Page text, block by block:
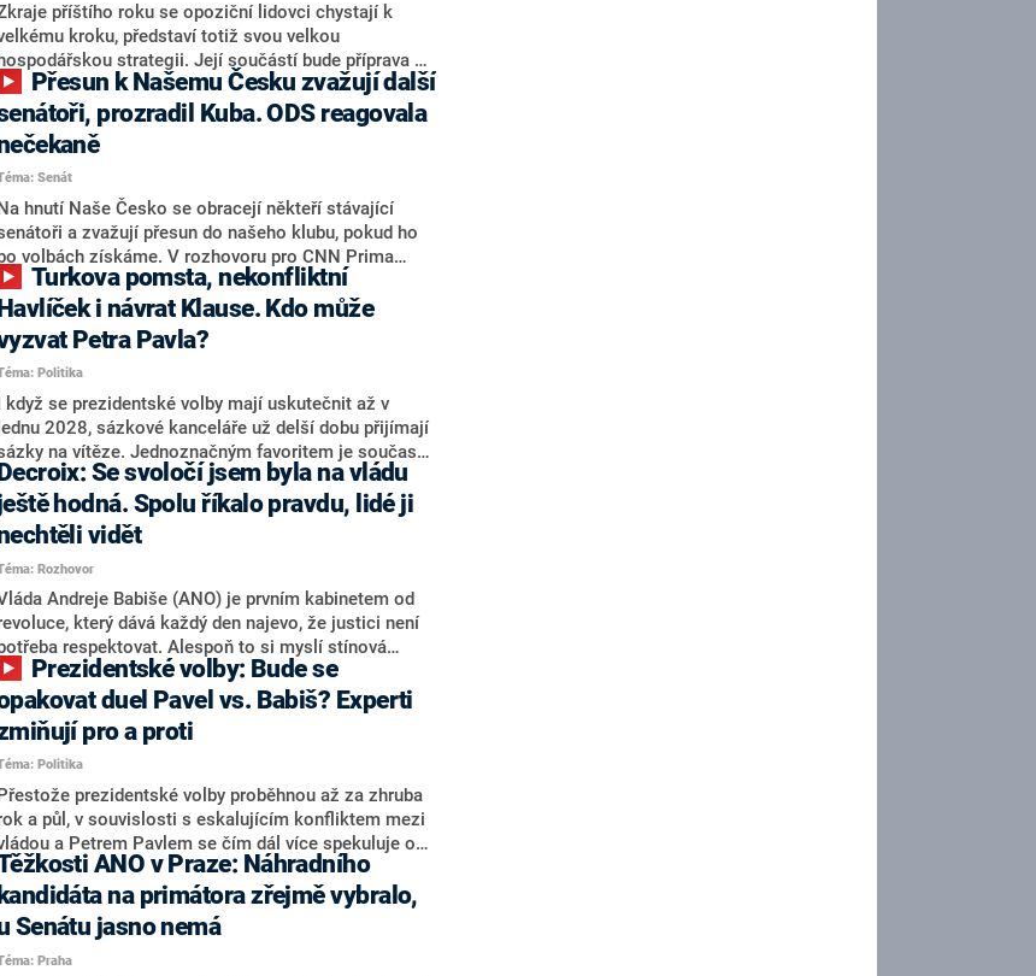
příštího roku se opoziční lidovci chystají k
kroku, představí totiž svou velkou
strategii. Její součástí bude příprava na
stárnutí populace, řekl ve středu na setkání s novináři
předseda lidovců Jan Grolich. Ten zároveň v
senátních volbách kandiduje ve Vyškově. Popsal i
opozice, o níž vládní strany nebo političtí
mluví jako o slabé a v defenzivě. „Je to
práce upozorňovat na chyby vlády. Ministři s
navíc nechodí do debat. Chceme ale ukazovat
témata,“ odpověděl Grolich na dotaz CNN Prima
NEWS.
prozradil Kuba. ODS reagovala
Senát
hnutí Naše Česko se obracejí někteří stávající
a zvažují přesun do našeho klubu, pokud ho
volbách získáme. V rozhovoru pro CNN Prima
NEWS to řekl zakladatel hnutí a jihočeský hejtman
Kuba. Konkrétní nebyl, ale získat by takto mohl
například senátora Zdeňka Hrabu, který je dnes
součástí klubu ODS a TOP 09. Hraba to na dotaz
nevyloučil. Předseda klubu senátorů ODS
Nytra redakci řekl, že počítá s odchodem
senátorů z klubu a že Naše Česko není
ale soupeř.
i návrat Klause. Kdo může
Petra Pavla?
Politika
když se prezidentské volby mají uskutečnit až v
lednu 2028, sázkové kanceláře už delší dobu přijímají
na vítěze. Jednoznačným favoritem je současná
státu Petr Pavel. Daleko za ním pak bookmakeři
dva výrazné politiky ANO, tedy premiéra
Babiše a ministra průmyslu Karla Havlíčka.
tipem samotných sázkařů je poslanec za
Filip Turek. Politolog Jan Kubáček nicméně
případné kandidatuře kohokoliv ze zmíněné trojice
pochybuje. Podle něj současná koalice dosud
osobu, která by Pavlovi mohla konkurovat.
Se svoločí jsem byla na vládu
hodná. Spolu říkalo pravdu, lidé ji
vidět
Rozhovor
Andreje Babiše (ANO) je prvním kabinetem od
který dává každý den najevo, že justici není
respektovat. Alespoň to si myslí stínová
ministryně spravedlnosti ODS Eva Decroix. V
pro CNN Prima NEWS si nebrala servítky
ohledně politického výkonu svého nástupce Jeronýma
(za ANO) či vládní zmocněnkyně pro lidská
Taťány Malé (ANO). Označením „svoloč“ na
vlády prý byla ještě hodná. Decroix se také
k volební porážce koalice Spolu či promluvila o
Naše Česko Martina Kuby.
duel Pavel vs. Babiš? Experti
pro a proti
Politika
prezidentské volby proběhnou až za zhruba
a půl, v souvislosti s eskalujícím konfliktem mezi
a Petrem Pavlem se čím dál více spekuluje o
tom, koho by do bitvy o Hrad mohla vyslat současná
Někteří političtí komentátoři znovu vytahují
jméno premiéra Andreje Babiše (ANO). Jak moc je
že se v prezidentských volbách 2028
znovu opakovat souboj z roku 2023?
ANO v Praze: Náhradního
kandidáta na primátora zřejmě vybralo,
Senátu jasno nemá
Praha